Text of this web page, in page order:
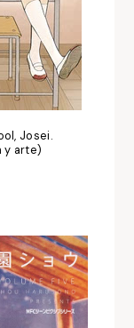
Josei.
y arte)